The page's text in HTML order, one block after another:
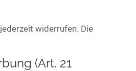
widerrufen. Die
(Art. 21